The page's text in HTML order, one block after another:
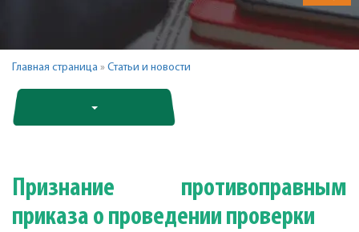
искать?
Главная страница » Статьи и новости
Признание противоправным
приказа о проведении проверки